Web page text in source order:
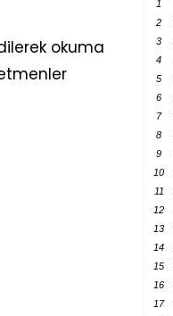
okuma
1
2
3
4
5
6
7
8
9
10
11
12
13
14
15
16
17